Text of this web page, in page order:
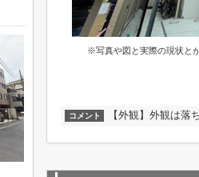
※写真や図と実際の現状と
コメント 【外観】外観は落